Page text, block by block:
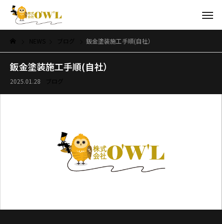
鈑金塗装施工手順(自社）
鈑金塗装施工手順(自社）
2025.01.28